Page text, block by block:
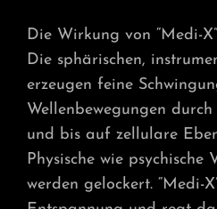
Die Wirkung von “Medi-
Die sphärischen,
erzeugen feine
Wellenbewegungen
und bis auf zellulare
Physische wie psychische
werden gelockert. “Medi-